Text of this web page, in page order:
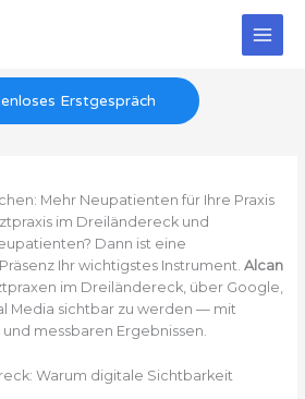
Erstgespräch
Mehr Neupatienten für Ihre Praxis
im Dreiländereck und
Dann ist eine
Ihr wichtigstes Instrument. Alcan
im Dreiländereck, über Google,
Media sichtbar zu werden — mit
messbaren Ergebnissen.
Warum digitale Sichtbarkeit